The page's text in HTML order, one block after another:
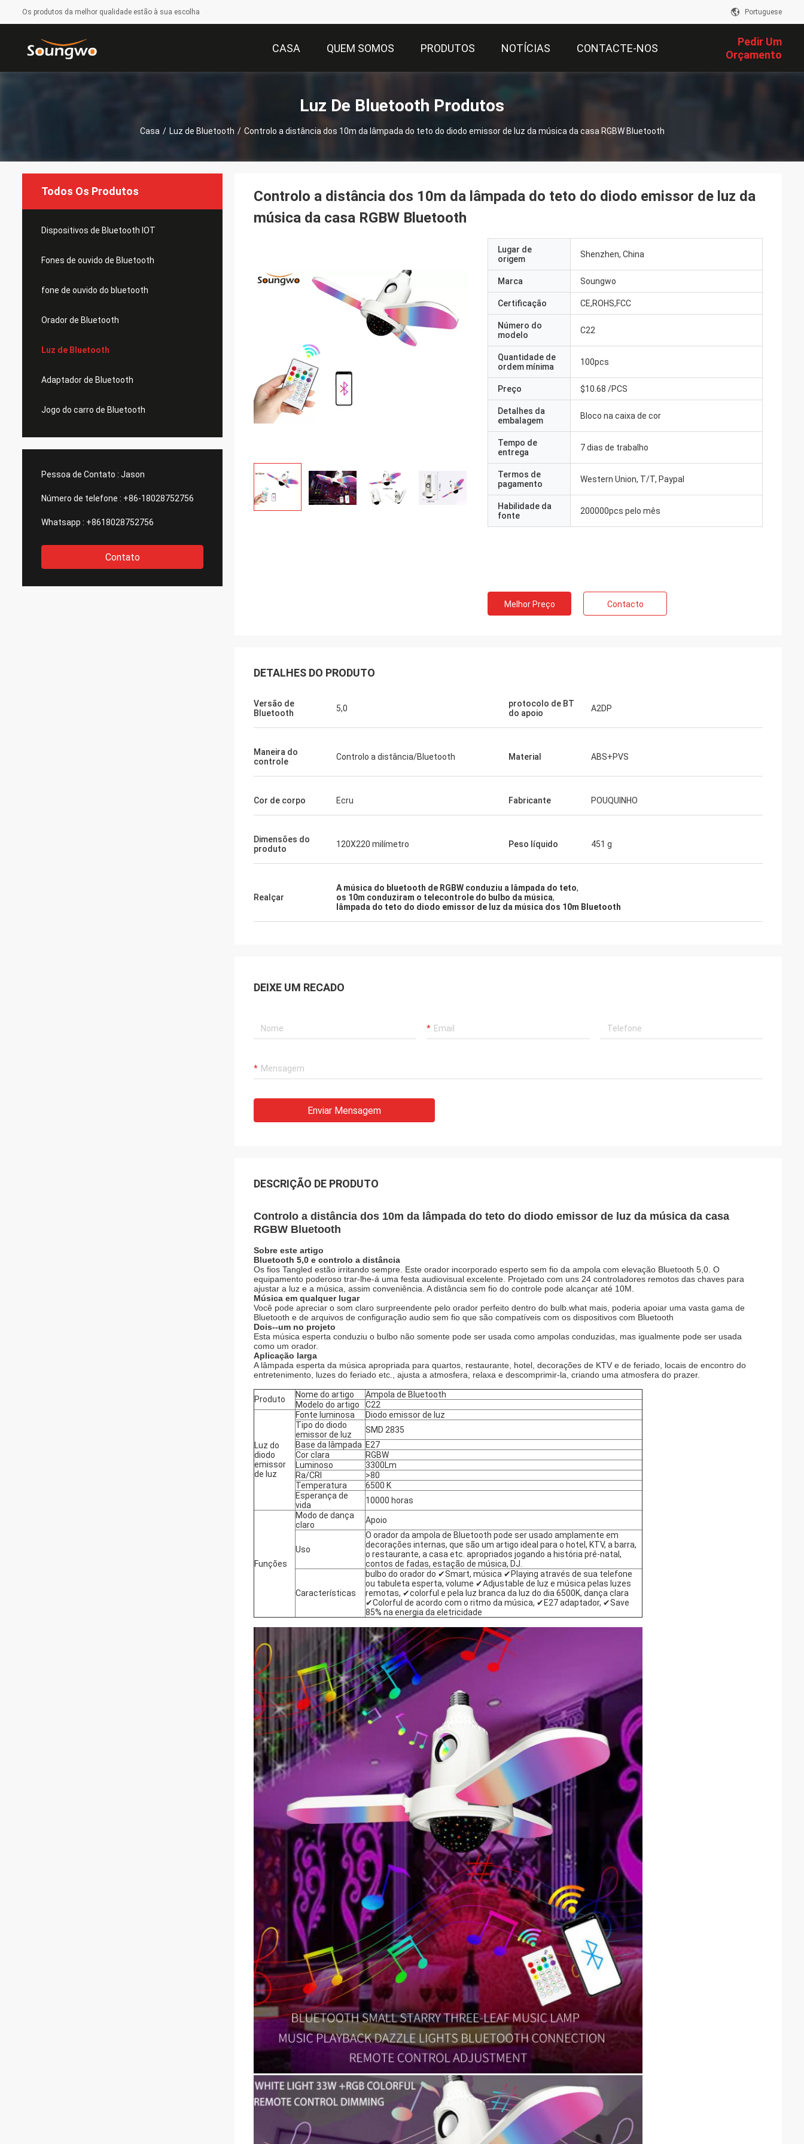
Os produtos da melhor qualidade estão à sua escolha Portuguese
CASA QUEM SOMOS PRODUTOS NOTÍCIAS CONTACTE-NOS
Pedir Um
Orçamento
Luz De Bluetooth Produtos
Casa / Luz de Bluetooth / Controlo a distância dos 10m da lâmpada do teto do diodo emissor de luz da música da casa RGBW Bluetooth
Todos Os Produtos
Dispositivos de Bluetooth IOT
Fones de ouvido de Bluetooth
fone de ouvido do bluetooth
Orador de Bluetooth
Luz de Bluetooth
Adaptador de Bluetooth
Jogo do carro de Bluetooth
Pessoa de Contato : Jason
Número de telefone : +86-18028752756
Whatsapp : +8618028752756
Contato
Controlo a distância dos 10m da lâmpada do teto do diodo emissor de luz da
música da casa RGBW Bluetooth
Lugar de
origem
Shenzhen, China
Marca Soungwo
Certificação CE,ROHS,FCC
Número do
modelo
C22
Quantidade de
ordem mínima
100pcs
Preço $10.68 /PCS
Detalhes da
embalagem
Bloco na caixa de cor
Tempo de
entrega
7 dias de trabalho
Termos de
pagamento
Western Union, T/T, Paypal
Habilidade da
fonte
200000pcs pelo mês
Melhor Preço Contacto
DETALHES DO PRODUTO
Versão de
Bluetooth
5,0
protocolo de BT
do apoio
A2DP
Maneira do
controle
Controlo a distância/Bluetooth Material ABS+PVS
Cor de corpo Ecru Fabricante POUQUINHO
Dimensões do
produto
120X220 milímetro Peso líquido 451 g
Realçar
A música do bluetooth de RGBW conduziu a lâmpada do teto,
os 10m conduziram o telecontrole do bulbo da música,
lâmpada do teto do diodo emissor de luz da música dos 10m Bluetooth
DEIXE UM RECADO
Enviar Mensagem
DESCRIÇÃO DE PRODUTO
Controlo a distância dos 10m da lâmpada do teto do diodo emissor de luz da música da casa
RGBW Bluetooth
Sobre este artigo
Bluetooth 5,0 e controlo a distância
Os fios Tangled estão irritando sempre. Este orador incorporado esperto sem fio da ampola com elevação Bluetooth 5,0. O
equipamento poderoso trar-lhe-á uma festa audiovisual excelente. Projetado com uns 24 controladores remotos das chaves para
ajustar a luz e a música, assim conveniência. A distância sem fio do controle pode alcançar até 10M.
Música em qualquer lugar
Você pode apreciar o som claro surpreendente pelo orador perfeito dentro do bulb.what mais, poderia apoiar uma vasta gama de
Bluetooth e de arquivos de configuração audio sem fio que são compatíveis com os dispositivos com Bluetooth
Dois--um no projeto
Esta música esperta conduziu o bulbo não somente pode ser usada como ampolas conduzidas, mas igualmente pode ser usada
como um orador.
Aplicação larga
A lâmpada esperta da música apropriada para quartos, restaurante, hotel, decorações de KTV e de feriado, locais de encontro do
entretenimento, luzes do feriado etc., ajusta a atmosfera, relaxa e descomprimir-la, criando uma atmosfera do prazer.
Produto Nome do artigo
Ampola de Bluetooth
Modelo do artigo
C22
Luz do
diodo
emissor
de luz
Fonte luminosa
Diodo emissor de luz
Tipo do diodo
emissor de luz
SMD 2835
Base da lâmpada E27
Cor clara
RGBW
Luminoso
3300Lm
Ra/CRI
>80
Temperatura
6500 K
Esperança de
vida
10000 horas
Funções
Modo de dança
claro
Apoio
Uso
O orador da ampola de Bluetooth pode ser usado amplamente em
decorações internas, que são um artigo ideal para o hotel, KTV, a barra,
o restaurante, a casa etc. apropriados jogando a história pré-natal,
contos de fadas, estação de música, DJ.
Características
bulbo do orador do ✔Smart, música ✔Playing através de sua telefone
ou tabuleta esperta, volume ✔Adjustable de luz e música pelas luzes
remotas, ✔colorful e pela luz branca da luz do dia 6500K, dança clara
✔Colorful de acordo com o ritmo da música, ✔E27 adaptador, ✔Save
85% na energia da eletricidade